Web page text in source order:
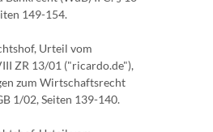
149-154.
Urteil vom
ZR 13/01 ("ricardo.de"),
zum Wirtschaftsrecht
1/02, Seiten 139-140.